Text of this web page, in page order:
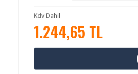
Kdv Dahil
1.244,65 TL